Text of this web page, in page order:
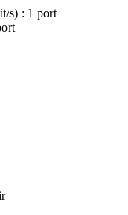
s) : 1 port